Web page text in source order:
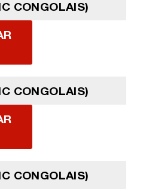
CONGOLAIS)
CONGOLAIS)
CONGOLAIS)